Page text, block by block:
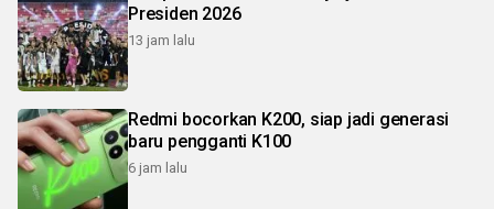
Presiden 2026
13 jam lalu
Redmi bocorkan K200, siap jadi generasi
baru pengganti K100
6 jam lalu